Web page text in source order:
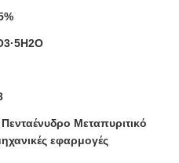
Μεταπυριτικό
εφαρμογές